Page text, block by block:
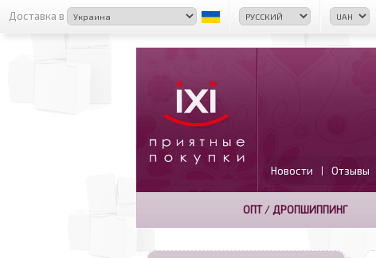
Доставка в
Новости | Отзывы
ОПТ/ ДРОПШИППИНГ